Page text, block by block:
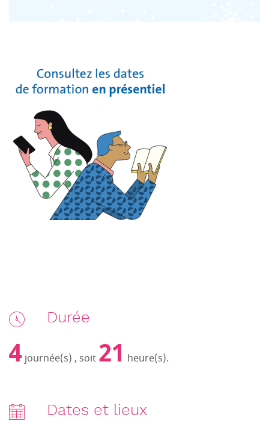
Durée
4 journée(s) , soit 21 heure(s).
Dates et lieux